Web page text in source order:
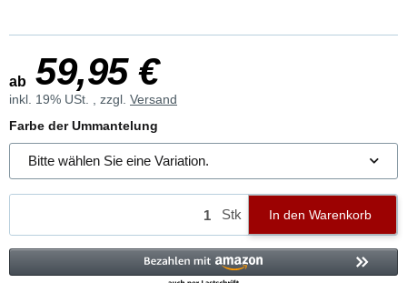
ab 59,95 €
inkl. 19% USt. , zzgl. Versand
Farbe der Ummantelung
Bitte wählen Sie eine Variation.
Stk In den Warenkorb